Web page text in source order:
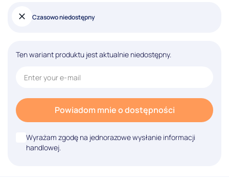
Czasowo niedostępny
Ten wariant produktu jest aktualnie niedostępny.
Powiadom mnie o dostępności
Wyrażam zgodę na jednorazowe wysłanie informacji
handlowej.